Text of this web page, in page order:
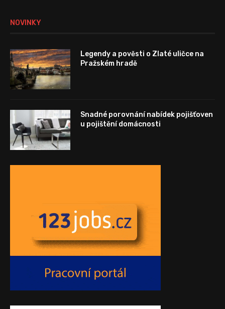
NOVINKY
Legendy a pověsti o Zlaté uličce na
Pražském hradě
Snadné porovnání nabídek pojišťoven
u pojištění domácnosti